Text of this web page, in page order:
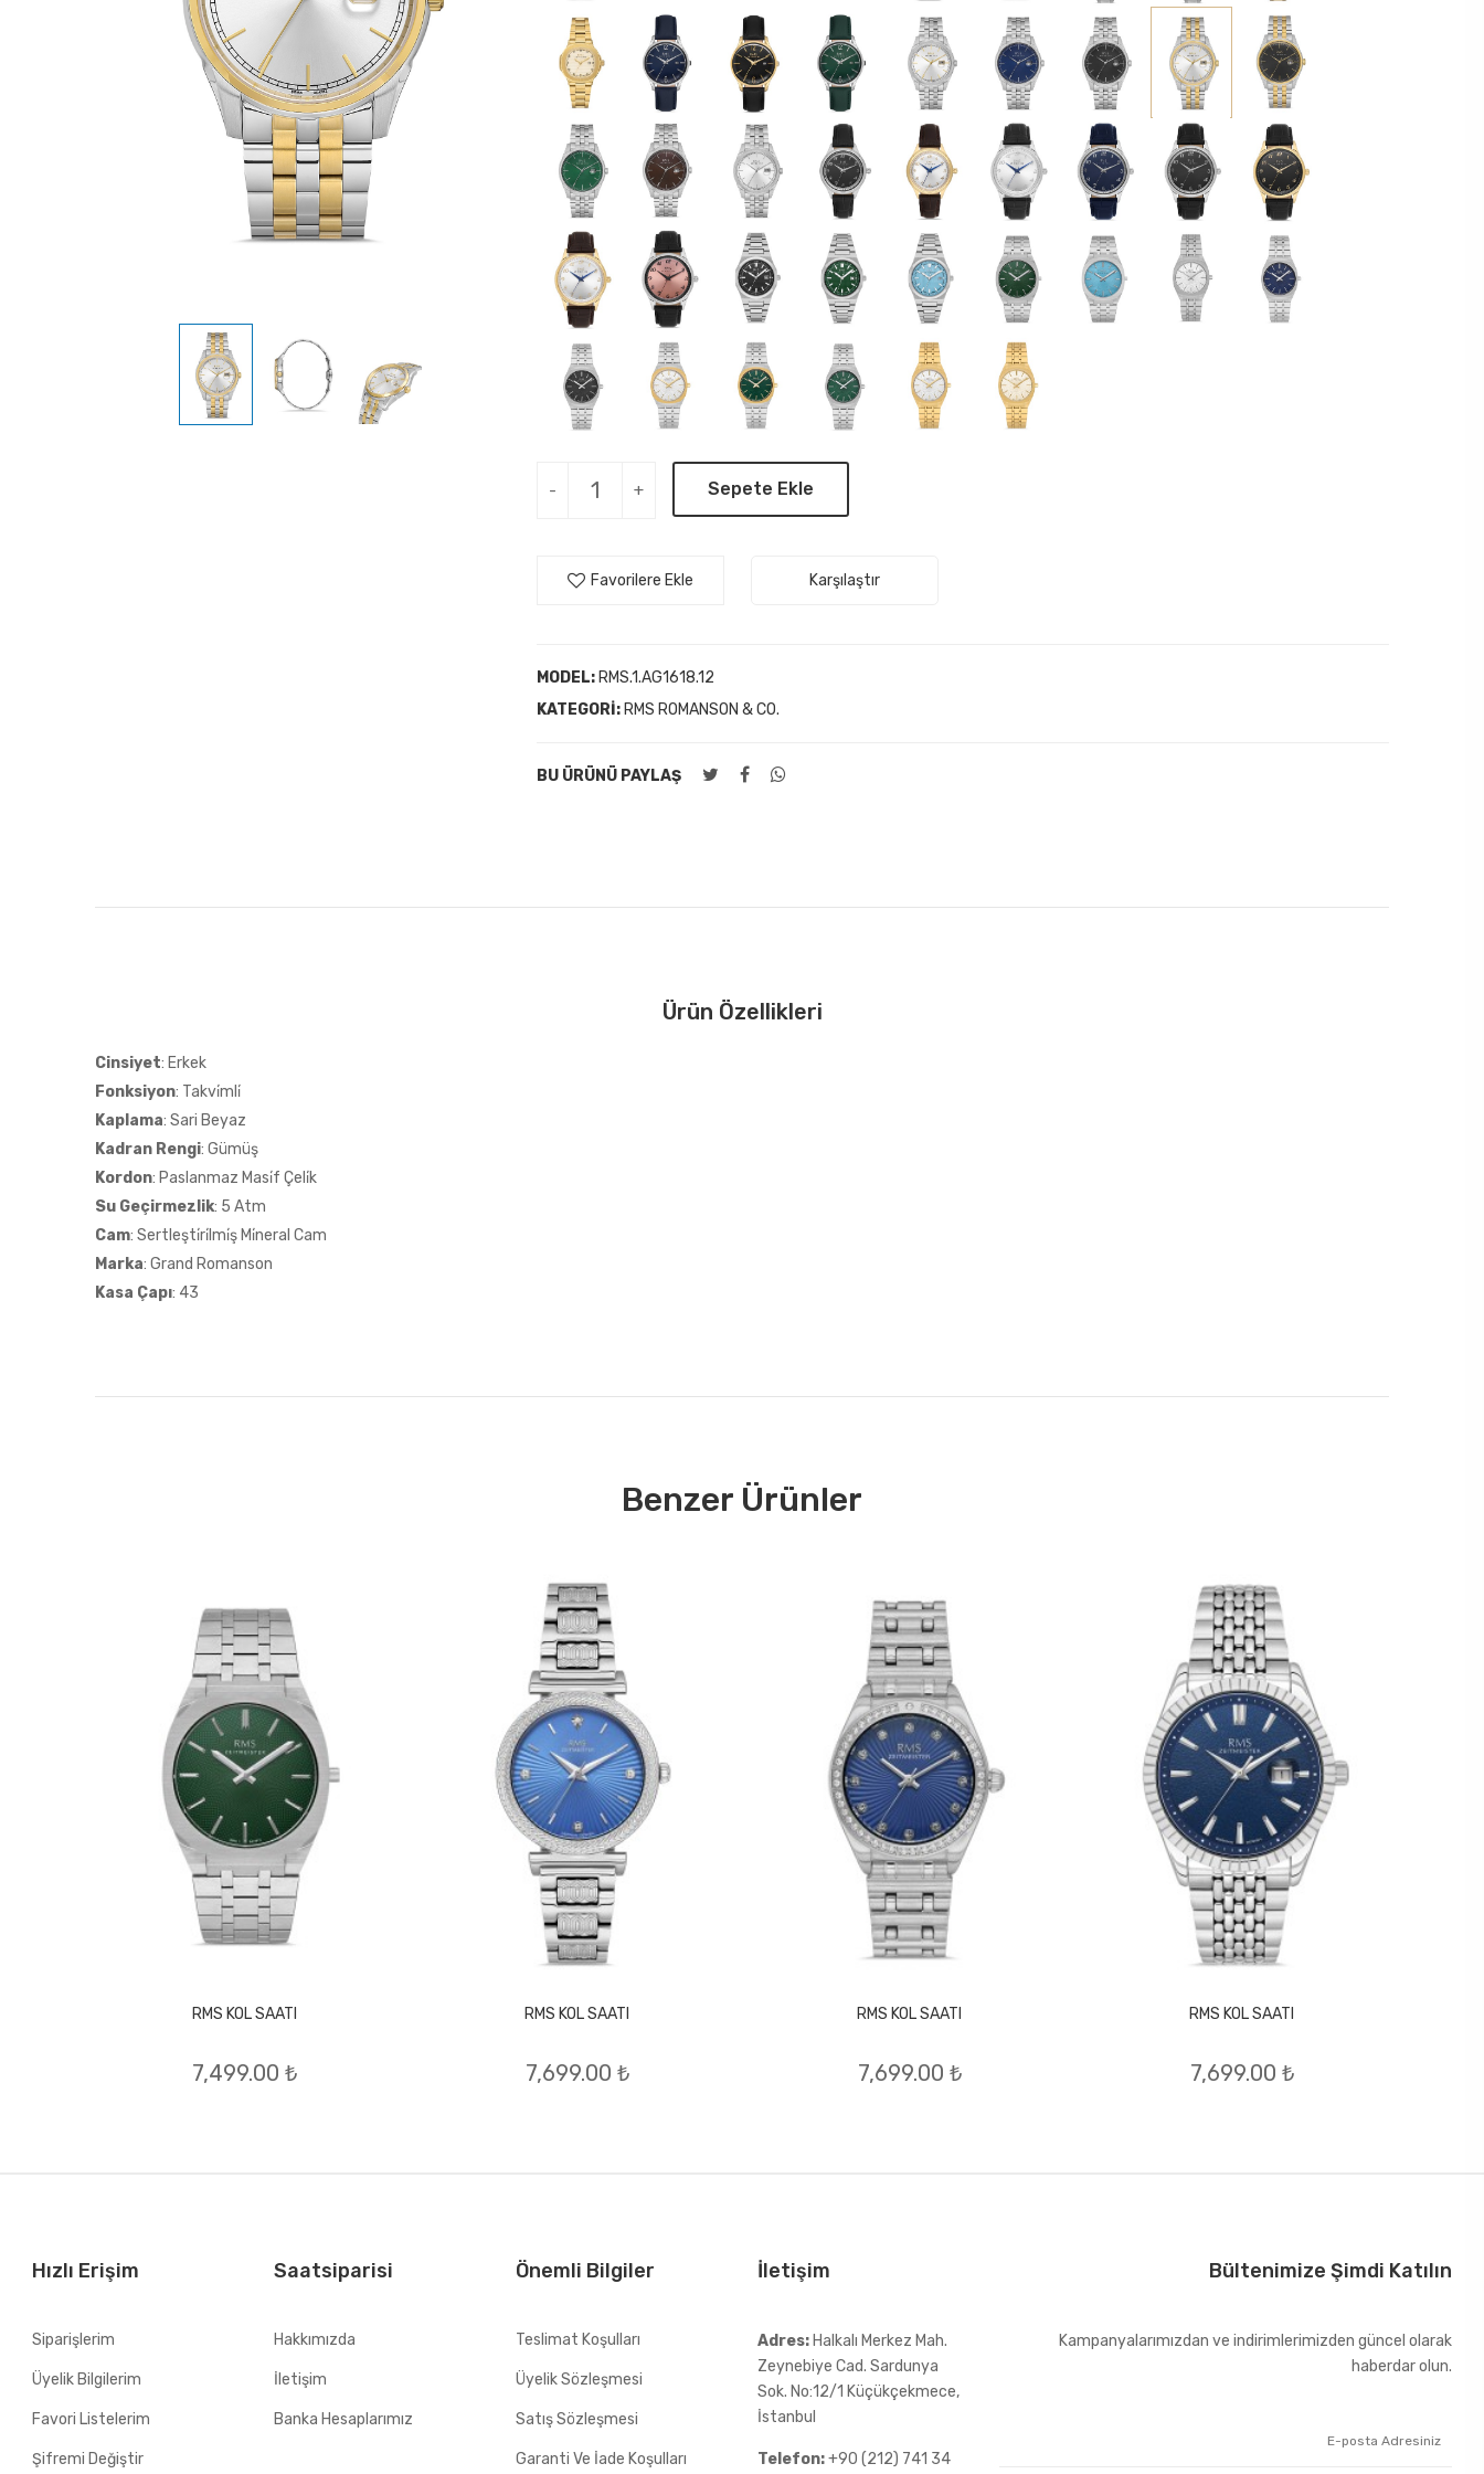
- + Sepete Ekle
Favorilere Ekle Karşılaştır
MODEL:RMS.1.AG1618.12
KATEGORI:RMS ROMANSON & CO.
BU ÜRÜNÜ PAYLAŞ
Ürün Özellikleri
Cinsiyet: Erkek
Fonksiyon: Takvi̇mli̇
Kaplama: Sari Beyaz
Kadran Rengi: Gümüş
Kordon: Paslanmaz Masi̇f Çeli̇k
Su Geçirmezlik: 5 Atm
Cam: Sertleşti̇ri̇lmi̇ş Mi̇neral Cam
Marka: Grand Romanson
Kasa Çapı: 43
Benzer Ürünler
RMS KOL SAATI
7,499.00 ₺
RMS KOL SAATI
7,699.00 ₺
RMS KOL SAATI
7,699.00 ₺
RMS KOL SAATI
7,699.00 ₺
Hızlı Erişim
Siparişlerim
Üyelik Bilgilerim
Favori Listelerim
Şifremi Değiştir
Saatsiparisi
Hakkımızda
İletişim
Banka Hesaplarımız
Önemli Bilgiler
Teslimat Koşulları
Üyelik Sözleşmesi
Satış Sözleşmesi
Garanti Ve İade Koşulları
İletişim
Adres: Halkalı Merkez Mah.
Zeynebiye Cad. Sardunya
Sok. No:12/1 Küçükçekmece,
İstanbul
Telefon:+90 (212) 741 34
Bültenimize Şimdi Katılın
Kampanyalarımızdan ve indirimlerimizden güncel olarak
haberdar olun.